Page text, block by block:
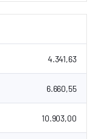
4.341,63
6.660,55
10.903,00